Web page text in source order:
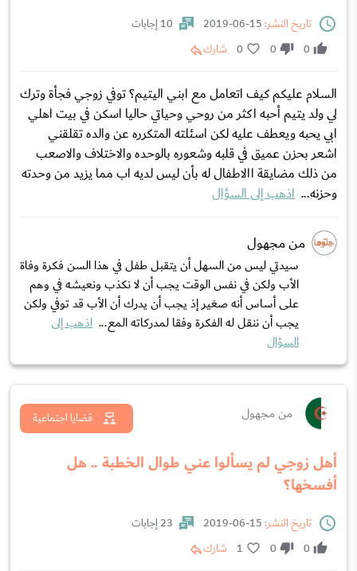
تاريخ النشر:
10 إجابات
0
0
0 شارك
السلام عليكم كيف اتعامل مع ابني اليتيم؟ توفي زوجي فجأة وترك
لي ولد يتيم أحبه اكثر من روحي وحياتي حاليا اسكن في بيت اهلي
ابي يحبه ويعطف عليه لكن اسئلته المتكرره عن والده تقلقني
اشعر بحزن عميق في قلبه وشعوره بالوحده والاختلاف والاصعب
من ذلك مضايقة االاطفال له بأن ليس لديه اب مما يزيد من وحدته
وحزنه... اذهب إلى السؤال
من مجهول
سيدتي ليس من السهل أن يتقبل طفل في هذا السن فكرة وفاة
الأب ولكن في نفس الوقت يجب أن لا نكذب ونعيشه في وهم
على أساس أنه صغير إذ يجب أن يدرك أن الأب قد توفي ولكن
يجب أن ننقل له الفكرة وفقا لمدركاته المع... اذهب إلى
السؤال
من مجهول
أهل زوجي لم يسألوا عني طوال الخطبة .. هل
أفسخها؟
قضايا اجتماعية
تاريخ النشر:
23 إجابات
0
0
1 شارك